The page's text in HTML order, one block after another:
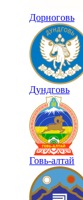
Дорноговь
Дундговь
Говь-алтай